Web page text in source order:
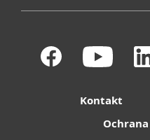
Kontakt